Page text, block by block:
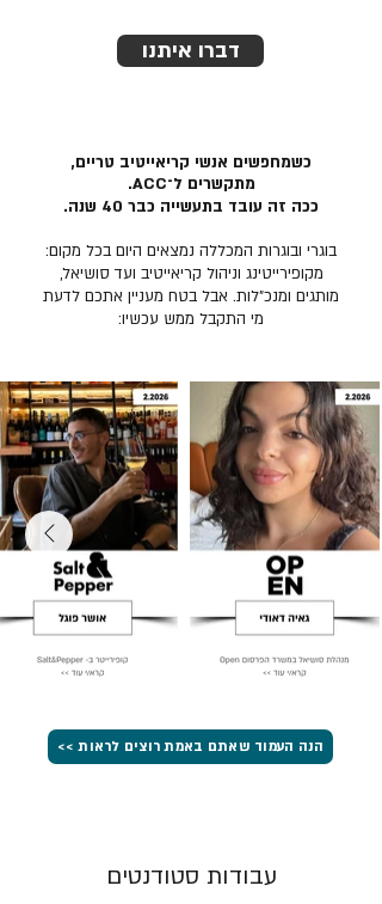
דברו איתנו
כשמחפשים אנשי קריאייטיב טריים,
מתקשרים ל־ACC.
ככה זה עובד בתעשייה כבר 40 שנה.
בוגרי ובוגרות המכללה נמצאים היום בכל מקום:
מקופירייטינג וניהול קריאייטיב ועד סושיאל,
מותגים ומנכ״לות. אבל בטח מעניין אתכם לדעת
מי התקבל ממש עכשיו:
הנה העמוד שאתם באמת רוצים לראות >>
עבודות סטודנטים